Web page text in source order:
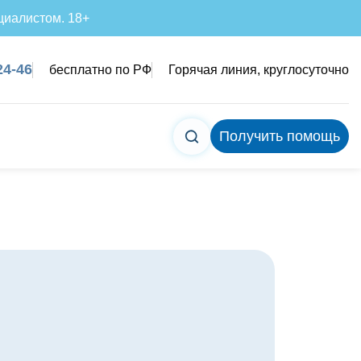
18+
46 бесплатно по РФ Горячая линия, круглосуточно
Получить помощь